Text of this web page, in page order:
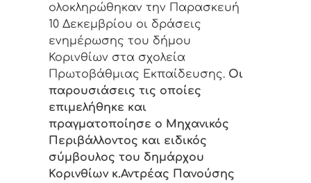
ολοκληρώθηκαν την Παρασκευή
10 Δεκεμβρίου οι δράσεις
ενημέρωσης του δήμου
Κορινθίων στα σχολεία
Πρωτοβάθμιας Εκπαίδευσης. Οι
παρουσιάσεις τις οποίες
επιμελήθηκε και
πραγματοποίησε ο Μηχανικός
Περιβάλλοντος και ειδικός
σύμβουλος του δημάρχου
Κορινθίων κ.Αντρέας Πανούσης